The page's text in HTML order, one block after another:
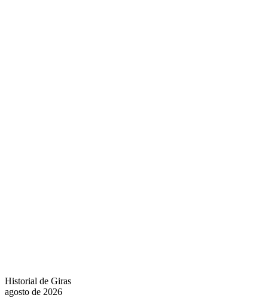
+ Info
Historial de Giras
agosto de 2026